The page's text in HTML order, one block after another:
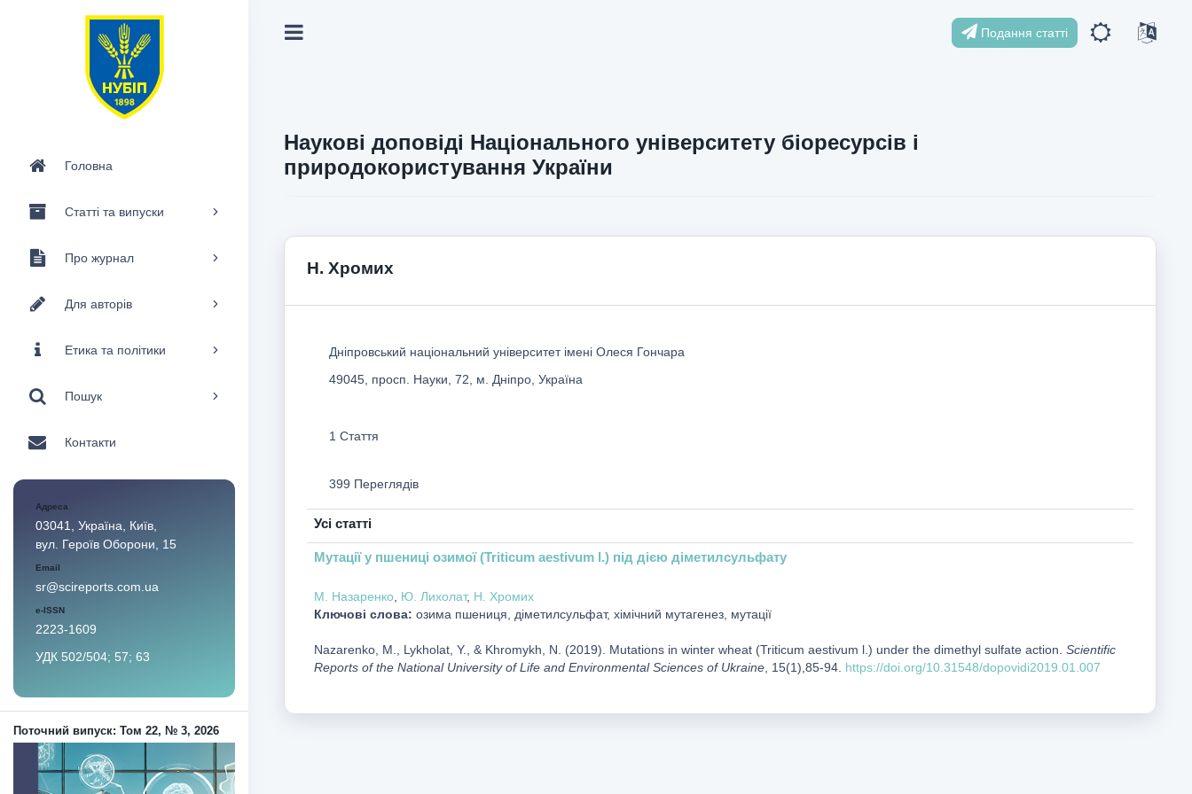
Головна
Статті та випуски
Про журнал
Для авторів
Етика та політики
Пошук
Контакти
Адреса
03041, Україна, Київ,
вул. Героїв Оборони, 15
Email
sr@scireports.com.ua
e-ISSN
2223-1609
УДК 502/504; 57; 63
Поточний випуск: Том 22, № 3, 2026
Подання статті
Наукові доповіді Національного університету біоресурсів і
природокористування України
Н. Хромих
Дніпровський національний університет імені Олеся Гончара
49045, просп. Науки, 72, м. Дніпро, Україна
1 Стаття
399 Переглядів
Усі статті
Мутації у пшениці озимої (Triticum aestivum l.) під дією діметилсульфату
М. Назаренко, Ю. Лихолат, Н. Хромих
Ключові слова: озима пшениця, діметилсульфат, хімічний мутагенез, мутації
Nazarenko, M., Lykholat, Y., & Khromykh, N. (2019). Mutations in winter wheat (Triticum aestivum l.) under the dimethyl sulfate action. Scientific
Reports of the National University of Life and Environmental Sciences of Ukraine, 15(1),85-94. https://doi.org/10.31548/dopovidi2019.01.007